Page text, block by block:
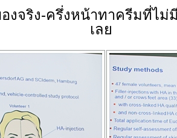
งจริง-ครึ่งหน้าทาครีมที่ไม่
เลย